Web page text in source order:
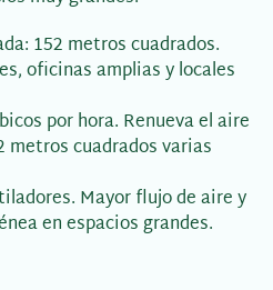
152 metros cuadrados.
oficinas amplias y locales
por hora. Renueva el aire
metros cuadrados varias
Mayor flujo de aire y
en espacios grandes.